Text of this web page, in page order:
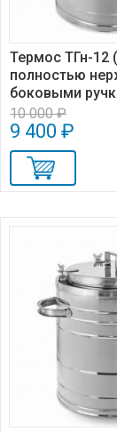
Термос ТГн-12
полностью
боковыми
10 000 ₽
9 400 ₽